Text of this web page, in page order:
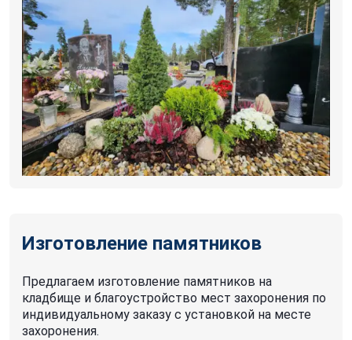
Изготовление памятников
Предлагаем изготовление памятников на
кладбище и благоустройство мест захоронения по
индивидуальному заказу с установкой на месте
захоронения.